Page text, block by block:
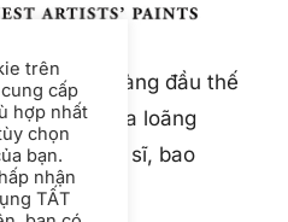
sản xuất hàng đầu thế
và chất pha loãng
cho nghệ sĩ, bao
bột.
trên
cấp
hợp nhất
chọn
bạn.
nhận
TẤT